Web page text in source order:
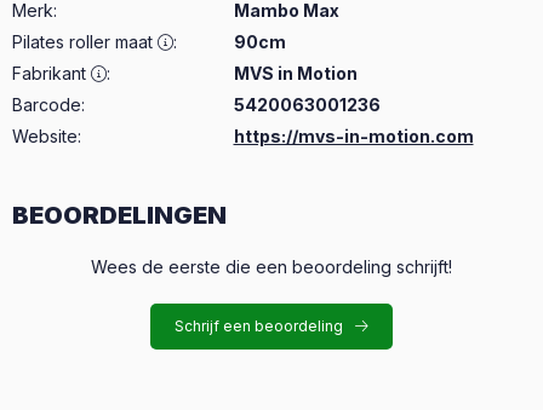
Merk:
Mambo Max
Pilates roller maat
:
90cm
Fabrikant
:
MVS in Motion
Barcode:
5420063001236
Website:
https://mvs-in-motion.com
BEOORDELINGEN
Wees de eerste die een beoordeling schrijft!
Schrijf een beoordeling